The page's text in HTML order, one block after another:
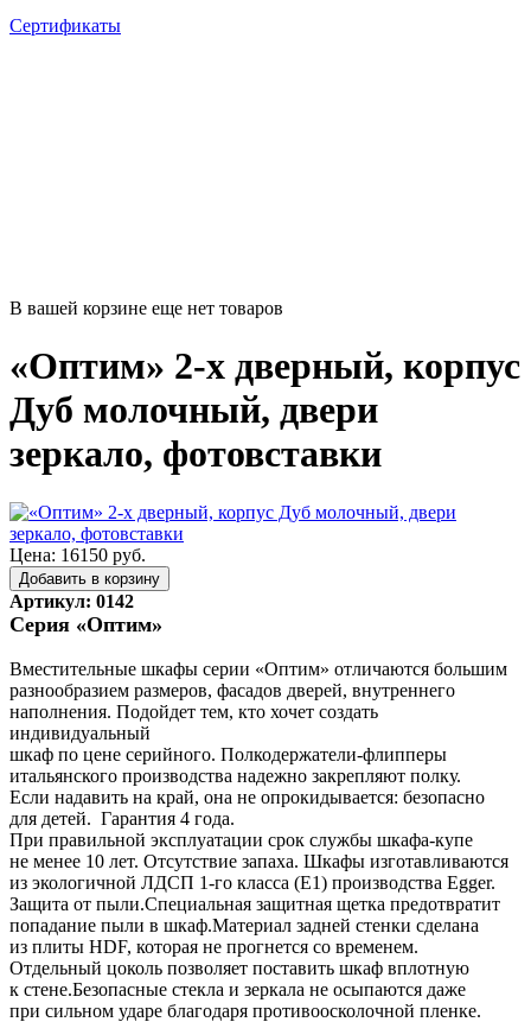
Сертификаты
В вашей корзине еще нет товаров
«Оптим» 2-х дверный, корпус
Дуб молочный, двери
зеркало, фотовставки
Цена: 16150 руб.
Артикул: 0142
Серия «Оптим»
Вместительные шкафы серии «Оптим» отличаются большим
разнообразием размеров, фасадов дверей, внутреннего
наполнения. Подойдет тем, кто хочет создать
индивидуальный
шкаф по цене серийного. Полкодержатели-флипперы
итальянского производства надежно закрепляют полку.
Если надавить на край, она не опрокидывается: безопасно
для детей. Гарантия 4 года.
При правильной эксплуатации срок службы шкафа-купе
не менее 10 лет. Отсутствие запаха. Шкафы изготавливаются
из экологичной ЛДСП 1-го класса (Е1) производства Egger.
Защита от пыли.Специальная защитная щетка предотвратит
попадание пыли в шкаф.Материал задней стенки сделана
из плиты HDF, которая не прогнется со временем.
Отдельный цоколь позволяет поставить шкаф вплотную
к стене.Безопасные стекла и зеркала не осыпаются даже
при сильном ударе благодаря противоосколочной пленке.